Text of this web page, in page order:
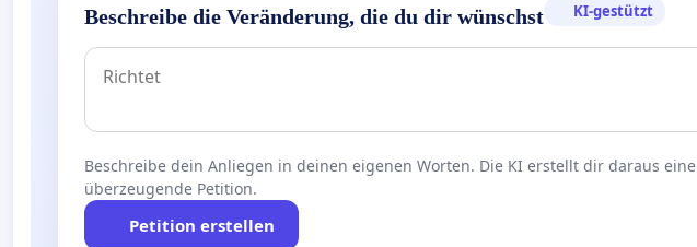
Beschreibe die Veränderung, die du dir wünschst KI-gestützt
Beschreibe dein Anliegen in deinen eigenen Worten. Die KI erstellt dir daraus eine
überzeugende Petition.
Petition erstellen